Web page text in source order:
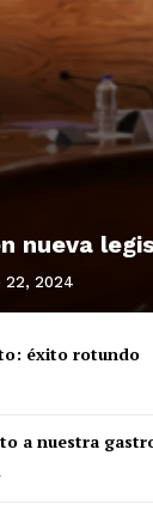
nueva
22, 2024
éxito rotundo
a nuestra